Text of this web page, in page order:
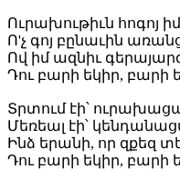
Ուրախութիւն հոգոյ
Ո'չ գոյ բընաւին առանց
Ով իմ ազնիւ
Դու բարի եկիր, բարի
Տրտում էի՝
Մեռեալ էի՝
Ինձ երանի, որ զքեզ
Դու բարի եկիր, բարի